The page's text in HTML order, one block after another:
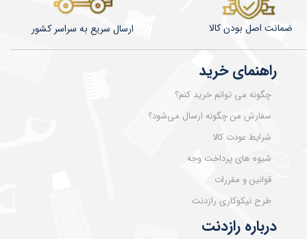
درباره رازدنت
راهنمای خرید
چگونه می توانم خرید کنم؟
سفارش من چگونه ارسال می‌شود؟
شرایط عودت کالا
شیوه های پرداخت وجه
قوانین و مقررات
طرح نیکوکاری رازدنت
​​​​ارسال سریع به سراسر کشور ضمانت اصل بودن کالا